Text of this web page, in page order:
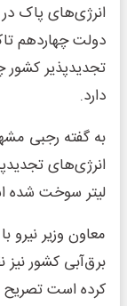
انرژی‌های پاک در
دولت چهاردهم
تجدیدپذیر کشور
دارد.
به گفته رجبی
لیتر سوخت شده
معاون وزیر نیرو
برق‌آبی کشور